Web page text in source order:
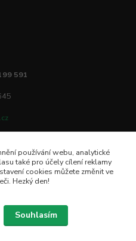
591
používání webu, analytické
také pro účely cílení reklamy
cookies můžete změnit ve
Hezký den!
Souhlasím